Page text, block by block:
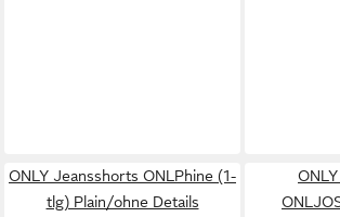
ONLY Jeansshorts ONLPhine (1-
tlg) Plain/ohne Details